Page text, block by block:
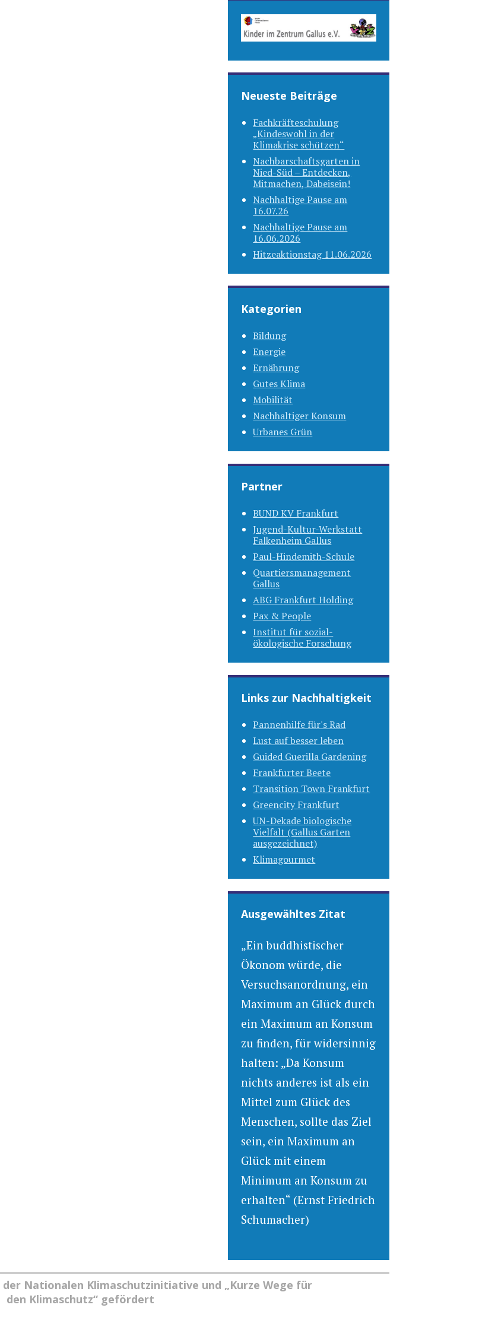
Neueste Beiträge
Fachkräfteschulung
„Kindeswohl in der
Klimakrise schützen“
Nachbarschaftsgarten in
Nied-Süd – Entdecken,
Mitmachen, Dabeisein!
Nachhaltige Pause am
16.07.26
Nachhaltige Pause am
16.06.2026
Hitzeaktionstag 11.06.2026
Kategorien
Bildung
Energie
Ernährung
Gutes Klima
Mobilität
Nachhaltiger Konsum
Urbanes Grün
Partner
BUND KV Frankfurt
Jugend-Kultur-Werkstatt
Falkenheim Gallus
Paul-Hindemith-Schule
Quartiersmanagement
Gallus
ABG Frankfurt Holding
Pax & People
Institut für sozial-
ökologische Forschung
Links zur Nachhaltigkeit
Pannenhilfe für's Rad
Lust auf besser leben
Guided Guerilla Gardening
Frankfurter Beete
Transition Town Frankfurt
Greencity Frankfurt
UN-Dekade biologische
Vielfalt (Gallus Garten
ausgezeichnet)
Klimagourmet
Ausgewähltes Zitat
„Ein buddhistischer
Ökonom würde, die
Versuchsanordnung, ein
Maximum an Glück durch
ein Maximum an Konsum
zu finden, für widersinnig
halten: „Da Konsum
nichts anderes ist als ein
Mittel zum Glück des
Menschen, sollte das Ziel
sein, ein Maximum an
Glück mit einem
Minimum an Konsum zu
erhalten“ (Ernst Friedrich
Schumacher)
Nationalen Klimaschutzinitiative und „Kurze Wege für
den Klimaschutz“ gefördert